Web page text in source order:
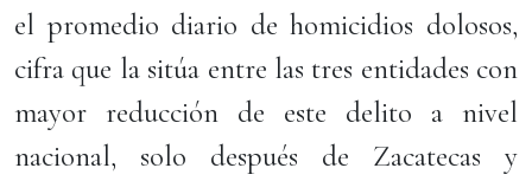
el promedio diario de homicidios dolosos,
cifra que la sitúa entre las tres entidades con
mayor reducción de este delito a nivel
nacional, solo después de Zacatecas y